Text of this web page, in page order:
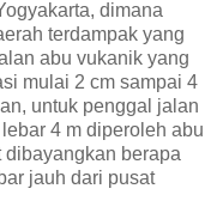
dimana
terdampak yang
abu vukanik yang
mulai 2 cm sampai 4
untuk penggal jalan
4 m diperoleh abu
berapa
jauh dari pusat